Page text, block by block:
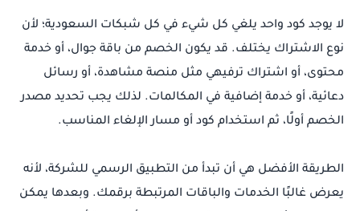
لا يوجد كود واحد يلغي كل شيء في كل شبكات السعودية؛ لأن
نوع الاشتراك يختلف. قد يكون الخصم من باقة جوال، أو خدمة
محتوى، أو اشتراك ترفيهي مثل منصة مشاهدة، أو رسائل
دعائية، أو خدمة إضافية في المكالمات. لذلك يجب تحديد مصدر
الخصم أولًا، ثم استخدام كود أو مسار الإلغاء المناسب.
الطريقة الأفضل هي أن تبدأ من التطبيق الرسمي للشركة، لأنه
يعرض غالبًا الخدمات والباقات المرتبطة برقمك. وبعدها يمكن